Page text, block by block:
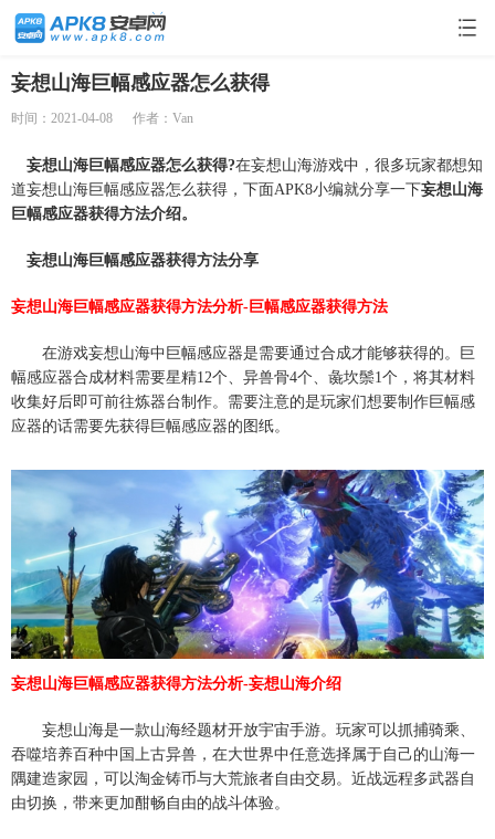
妄想山海巨幅感应器怎么获得
时间：2021-04-08 作者：Van
妄想山海巨幅感应器怎么获得?在妄想山海游戏中，很多玩家都想知
道妄想山海巨幅感应器怎么获得，下面APK8小编就分享一下妄想山海
巨幅感应器获得方法介绍。
妄想山海巨幅感应器获得方法分享
妄想山海巨幅感应器获得方法分析-巨幅感应器获得方法
在游戏妄想山海中巨幅感应器是需要通过合成才能够获得的。巨
幅感应器合成材料需要星精12个、异兽骨4个、彘坎鬃1个，将其材料
收集好后即可前往炼器台制作。需要注意的是玩家们想要制作巨幅感
应器的话需要先获得巨幅感应器的图纸。
妄想山海巨幅感应器获得方法分析-妄想山海介绍
妄想山海是一款山海经题材开放宇宙手游。玩家可以抓捕骑乘、
吞噬培养百种中国上古异兽，在大世界中任意选择属于自己的山海一
隅建造家园，可以淘金铸币与大荒旅者自由交易。近战远程多武器自
由切换，带来更加酣畅自由的战斗体验。